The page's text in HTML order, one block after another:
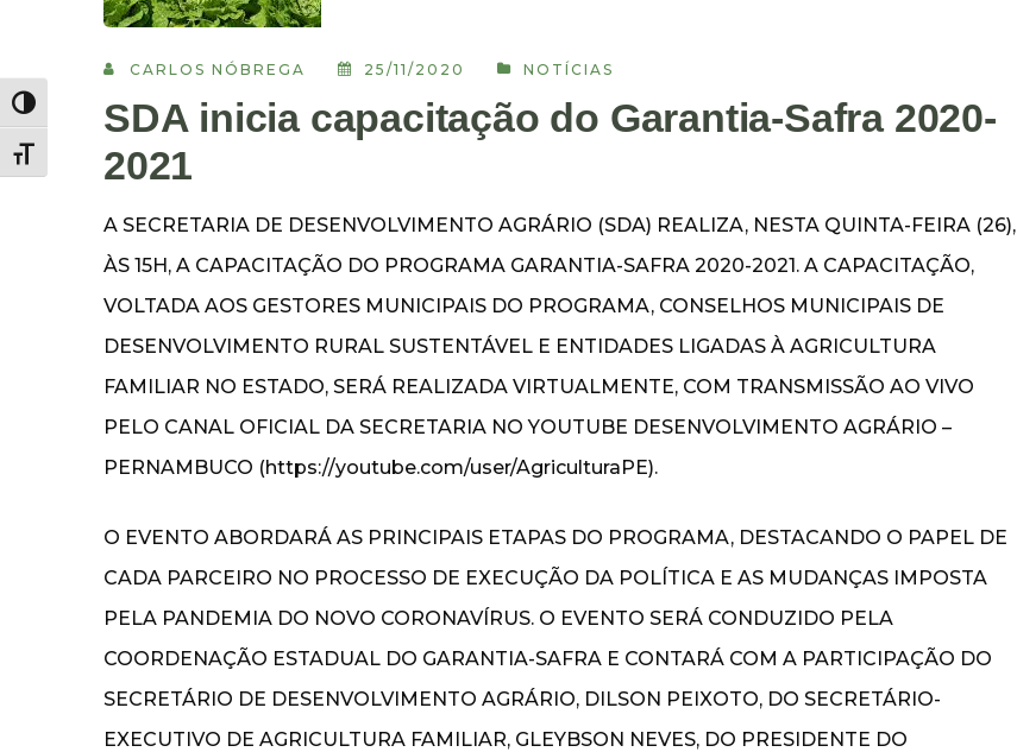
Alternar alto contraste
Alternar tamanho da fonte
CARLOS NÓBREGA 25/11/2020 NOTÍCIAS
SDA inicia capacitação do Garantia-Safra 2020-
2021
A SECRETARIA DE DESENVOLVIMENTO AGRÁRIO (SDA) REALIZA, NESTA QUINTA-FEIRA (26),
ÀS 15H, A CAPACITAÇÃO DO PROGRAMA GARANTIA-SAFRA 2020-2021. A CAPACITAÇÃO,
VOLTADA AOS GESTORES MUNICIPAIS DO PROGRAMA, CONSELHOS MUNICIPAIS DE
DESENVOLVIMENTO RURAL SUSTENTÁVEL E ENTIDADES LIGADAS À AGRICULTURA
FAMILIAR NO ESTADO, SERÁ REALIZADA VIRTUALMENTE, COM TRANSMISSÃO AO VIVO
PELO CANAL OFICIAL DA SECRETARIA NO YOUTUBE DESENVOLVIMENTO AGRÁRIO –
PERNAMBUCO (https://youtube.com/user/AgriculturaPE).
O EVENTO ABORDARÁ AS PRINCIPAIS ETAPAS DO PROGRAMA, DESTACANDO O PAPEL DE
CADA PARCEIRO NO PROCESSO DE EXECUÇÃO DA POLÍTICA E AS MUDANÇAS IMPOSTA
PELA PANDEMIA DO NOVO CORONAVÍRUS. O EVENTO SERÁ CONDUZIDO PELA
COORDENAÇÃO ESTADUAL DO GARANTIA-SAFRA E CONTARÁ COM A PARTICIPAÇÃO DO
SECRETÁRIO DE DESENVOLVIMENTO AGRÁRIO, DILSON PEIXOTO, DO SECRETÁRIO-
EXECUTIVO DE AGRICULTURA FAMILIAR, GLEYBSON NEVES, DO PRESIDENTE DO